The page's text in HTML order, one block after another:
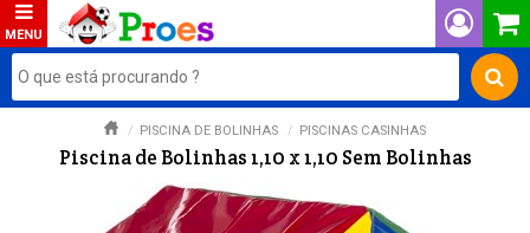
PISCINA DE BOLINHAS PISCINAS CASINHAS
Piscina de Bolinhas 1,10 x 1,10 Sem Bolinhas